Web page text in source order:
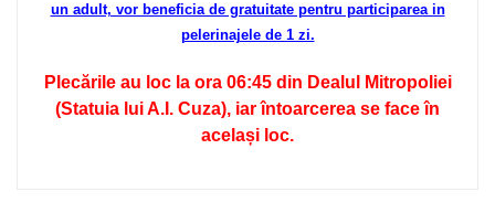
un adult, vor beneficia de gratuitate pentru participarea in
pelerinajele de 1 zi.
Plecările au loc la ora 06:45 din Dealul Mitropoliei
(Statuia lui A.I. Cuza), iar întoarcerea se face în
același loc.